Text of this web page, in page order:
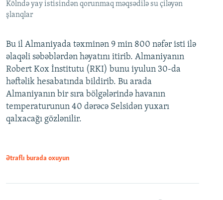
Kölndə yay istisindən qorunmaq məqsədilə su çiləyən
şlanqlar
Bu il Almaniyada təxminən 9 min 800 nəfər isti ilə
əlaqəli səbəblərdən həyatını itirib. Almaniyanın
Robert Kox İnstitutu (RKI) bunu iyulun 30-da
həftəlik hesabatında bildirib. Bu arada
Almaniyanın bir sıra bölgələrində havanın
temperaturunun 40 dərəcə Selsidən yuxarı
qalxacağı gözlənilir.
Ətraflı burada oxuyun